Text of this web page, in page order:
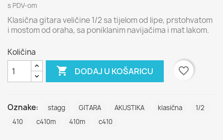
s PDV-om
Klasična gitara veličine 1/2 sa tijelom od lipe, prstohvatom
i mostom od oraha, sa poniklanim navijačima i mat lakom.
Količina
 DODAJ U KOŠARICU favorite_border
Oznake: stagg GITARA AKUSTIKA klasična
1/2
410
c410m 410m c410